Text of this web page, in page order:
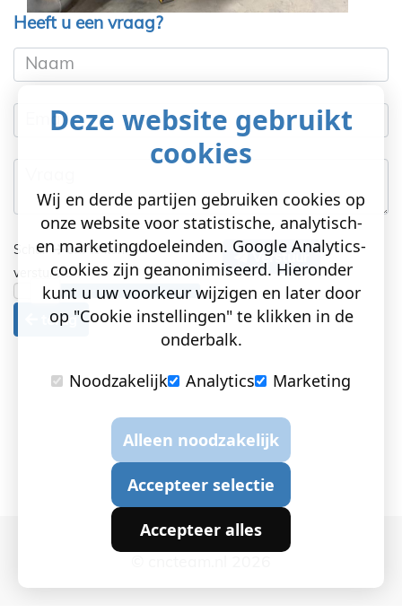
Heeft u een vraag?
Naam
Email
Schuif
om te kunnen
versturen!
Verstuur
terug
Deze website gebruikt
cookies
Wij en derde partijen gebruiken cookies op
onze website voor statistische, analytisch-
en marketingdoeleinden. Google Analytics-
cookies zijn geanonimiseerd. Hieronder
kunt u uw voorkeur wijzigen en later door
op "Cookie instellingen" te klikken in de
onderbalk.
Noodzakelijk
Analytics Marketing
Alleen noodzakelijk
Accepteer selectie
Accepteer alles